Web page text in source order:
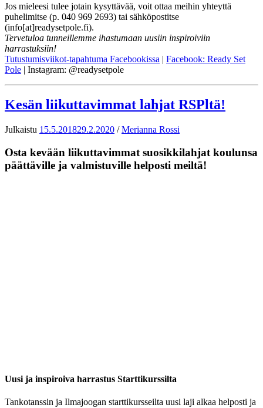
Jos mieleesi tulee jotain kysyttävää, voit ottaa meihin yhteyttä
puhelimitse (p. 040 969 2693) tai sähköpostitse
(info[at]readysetpole.fi).
Tervetuloa tunneillemme ihastumaan uusiin inspiroiviin
harrastuksiin!
Tutustumisviikot-tapahtuma Facebookissa | Facebook: Ready Set
Pole | Instagram: @readysetpole
Kesän liikuttavimmat lahjat RSPltä!
Julkaistu 15.5.201829.2.2020 /Merianna Rossi
Osta kevään liikuttavimmat suosikkilahjat koulunsa
päättäville ja valmistuville helposti meiltä!
Uusi ja inspiroiva harrastus Starttikurssilta
Tankotanssin ja Ilmajoogan starttikursseilta uusi laji alkaa helposti ja